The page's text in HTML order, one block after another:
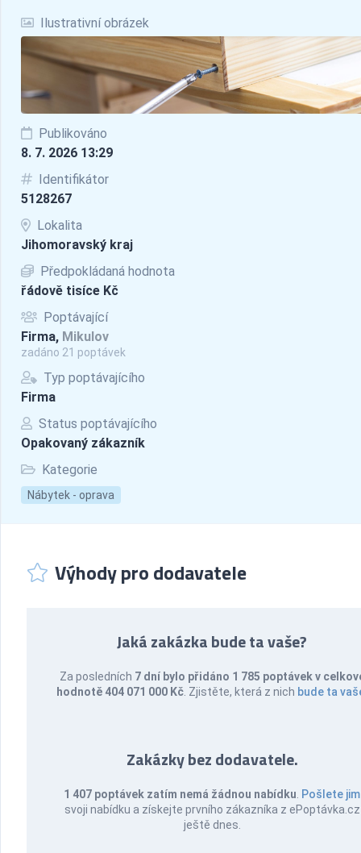
Ilustrativní obrázek
Publikováno
8. 7. 2026 13:29
Identifikátor
5128267
Lokalita
Jihomoravský kraj
Předpokládaná hodnota
řádově tisíce Kč
Poptávající
Firma, Mikulov
zadáno 21 poptávek
Typ poptávajícího
Firma
Status poptávajícího
Opakovaný zákazník
Kategorie
Nábytek - oprava
Výhody pro dodavatele
Jaká zakázka bude ta vaše?
Za posledních 7 dní bylo přidáno 1 785 poptávek v
hodnotě 404 071 000 Kč . Zjistěte, která z nich bude ta
Zakázky bez dodavatele.
1 407 poptávek zatím nemá žádnou nabídku Pošlete jim
svoji nabídku a získejte prvního zákazníka z ePoptávka.cz
ještě dnes.